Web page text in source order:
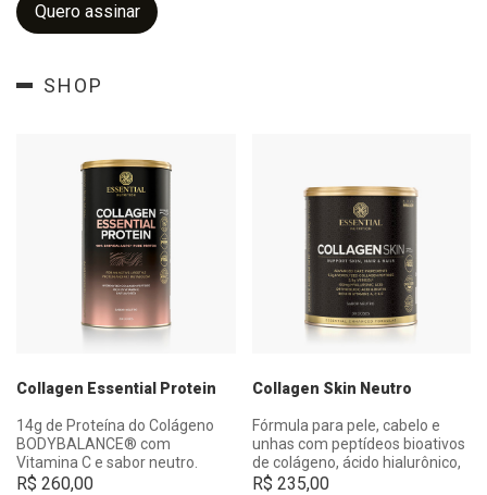
Quero assinar
SHOP
Collagen Essential Protein
14g de Proteína do Colágeno
BODYBALANCE® com
Vitamina C e sabor neutro.
R$ 260,00
Collagen Skin Neutro
Fórmula para pele, cabelo e
unhas com peptídeos bioativos
de colágeno, ácido hialurônico,
ácido ortosilícico e outros
R$ 235,00